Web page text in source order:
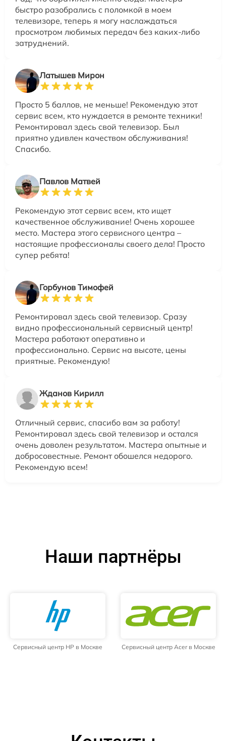
быстро разобрались с поломкой в моем
телевизоре, теперь я могу наслаждаться
просмотром любимых передач без каких-либо
затруднений.
Латышев Мирон
Просто 5 баллов, не меньше! Рекомендую этот
сервис всем, кто нуждается в ремонте техники!
Ремонтировал здесь свой телевизор. Был
приятно удивлен качеством обслуживания!
Спасибо.
Павлов Матвей
Рекомендую этот сервис всем, кто ищет
качественное обслуживание! Очень хорошее
место. Мастера этого сервисного центра –
настоящие профессионалы своего дела! Просто
супер ребята!
Горбунов Тимофей
Ремонтировал здесь свой телевизор. Сразу
видно профессиональный сервисный центр!
Мастера работают оперативно и
профессионально. Сервис на высоте, цены
приятные. Рекомендую!
Жданов Кирилл
Отличный сервис, спасибо вам за работу!
Ремонтировал здесь свой телевизор и остался
очень доволен результатом. Мастера опытные и
добросовестные. Ремонт обошелся недорого.
Рекомендую всем!
Наши партнёры
Сервисный центр HP в Москве Сервисный центр Acer в Москве